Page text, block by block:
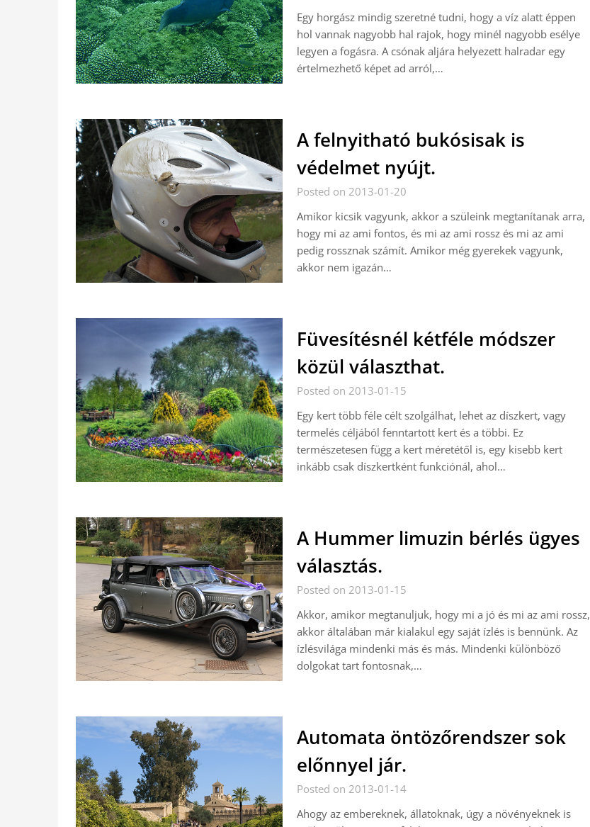
Egy horgász mindig szeretné tudni, hogy a víz alatt éppen
hol vannak nagyobb hal rajok, hogy minél nagyobb esélye
legyen a fogásra. A csónak aljára helyezett halradar egy
értelmezhető képet ad arról,…
A felnyitható bukósisak is
védelmet nyújt.
Posted on 2013-01-20
Amikor kicsik vagyunk, akkor a szüleink megtanítanak arra,
hogy mi az ami fontos, és mi az ami rossz és mi az ami
pedig rossznak számít. Amikor még gyerekek vagyunk,
akkor nem igazán…
Füvesítésnél kétféle módszer
közül választhat.
Posted on 2013-01-15
Egy kert több féle célt szolgálhat, lehet az díszkert, vagy
termelés céljából fenntartott kert és a többi. Ez
természetesen függ a kert méretétől is, egy kisebb kert
inkább csak díszkertként funkciónál, ahol…
A Hummer limuzin bérlés ügyes
választás.
Posted on 2013-01-15
Akkor, amikor megtanuljuk, hogy mi a jó és mi az ami rossz,
akkor általában már kialakul egy saját ízlés is bennünk. Az
ízlésvilága mindenki más és más. Mindenki különböző
dolgokat tart fontosnak,…
Automata öntözőrendszer sok
előnnyel jár.
Posted on 2013-01-14
Ahogy az embereknek, állatoknak, úgy a növényeknek is